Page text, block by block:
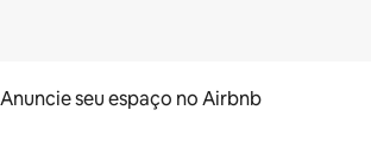
Anuncie seu espaço no Airbnb